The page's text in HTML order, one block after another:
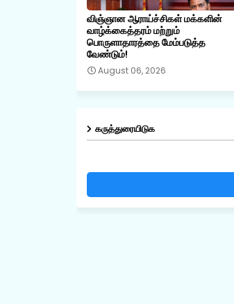
விஞ்ஞான ஆராய்ச்சிகள் மக்களின்
வாழ்க்கைத்தரம் மற்றும்
பொருளாதாரத்தை மேம்படுத்த
வேண்டும்!
August 06, 2026
கருத்துரையிடுக